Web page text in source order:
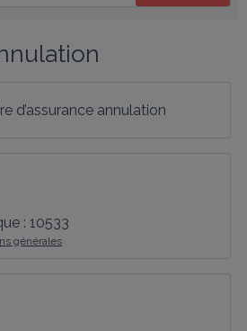
d’assurance annulation
: 10533
générales